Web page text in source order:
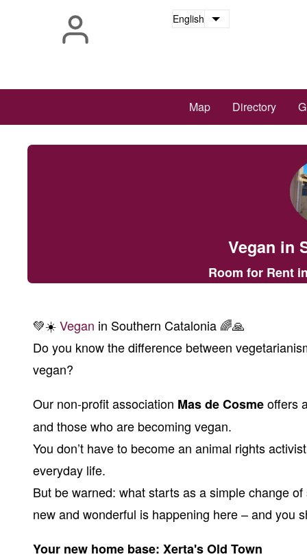
English List additional
navigation
Map Directory
Vegan in
Room for Rent
💚☀️Vegan in Southern Catalonia 🌈🙏
Do you know the difference between
vegan?
Our non-profit association Mas de Cosmeoffers
and those who are becoming vegan.
You don’t have to become an animal rights
everyday life.
But be warned: what starts as a simple change
new and wonderful is happening here – and you
Your new home base: Xerta's Old Town